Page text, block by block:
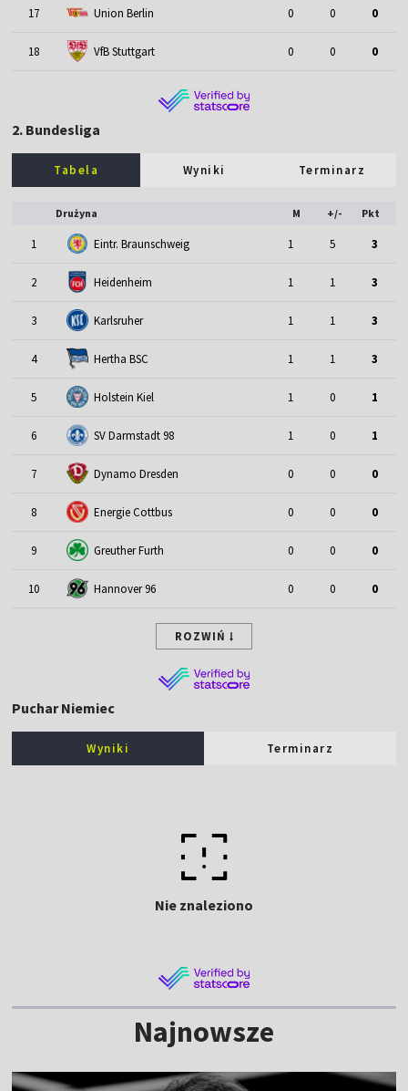
17 Union Berlin 0 0 0
18 VfB Stuttgart 0 0 0
2. Bundesliga
Tabela Wyniki Terminarz
Drużyna M +/- Pkt
1 Eintr. Braunschweig 1 5 3
2 Heidenheim 1 1 3
3 Karlsruher 1 1 3
4 Hertha BSC 1 1 3
5 Holstein Kiel 1 0 1
6 SV Darmstadt 98 1 0 1
7 Dynamo Dresden 0 0 0
8 Energie Cottbus 0 0 0
9 Greuther Furth 0 0 0
10 Hannover 96 0 0 0
ROZWIŃ
Puchar Niemiec
Wyniki Terminarz
Nie znaleziono
Najnowsze